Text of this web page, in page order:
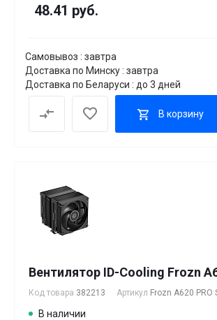
48.41 руб.
Самовывоз : завтра
Доставка по Минску : завтра
Доставка по Беларуси : до 3 дней
В корзину
Вентилятор ID-Cooling Frozn
Код товара 382213 Артикул Frozn A620 PRO
В наличии